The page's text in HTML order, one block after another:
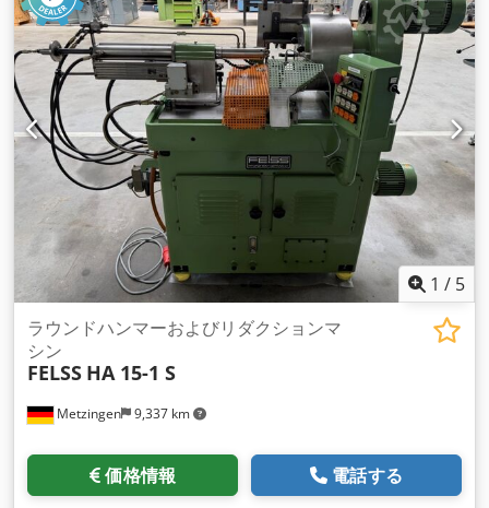
1 / 5
Metzingen 9,337 km
ラウンドハンマーおよびリダクションマ
シン
FELSS HA 15-1 S
価格情報 電話する